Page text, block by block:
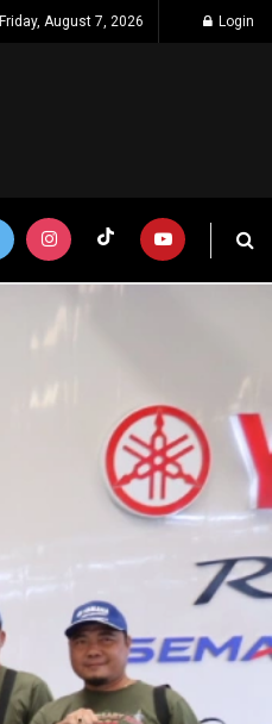
Friday, August 7, 2026 Login